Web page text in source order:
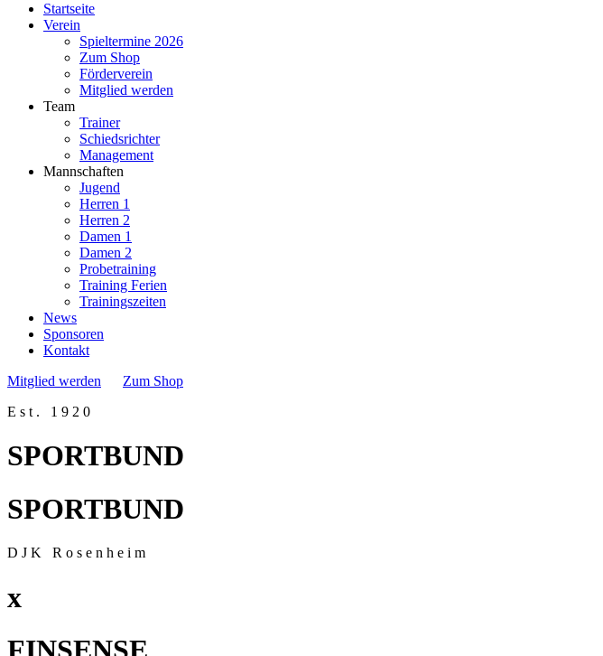
Startseite
Verein
Spieltermine 2026
Zum Shop
Förderverein
Mitglied werden
Team
Trainer
Schiedsrichter
Management
Mannschaften
Jugend
Herren 1
Herren 2
Damen 1
Damen 2
Probetraining
Training Ferien
Trainingszeiten
News
Sponsoren
Kontakt
Mitglied werden
Zum Shop
Est. 1920
SPORTBUND
SPORTBUND
DJK Rosenheim
x